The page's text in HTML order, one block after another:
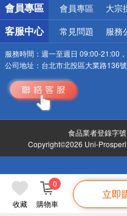
收藏 購物車
0
立即
會員專區 會員專區 大宗
客服中心 常見問題 服務
服務時間： 週一至週日 09:00-21:00
公司地址： 台北市北投區大業路136
食品業者登錄字
Copyright©2026 Uni-